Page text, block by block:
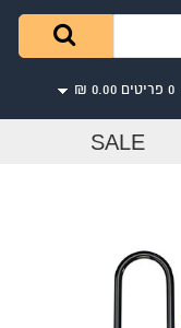
0 פריטים 0.00 ₪
SALE